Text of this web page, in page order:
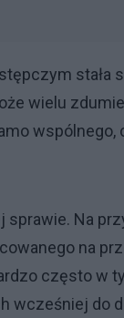
stała
wielu
sprawie. Na
na
często w
wcześniej do